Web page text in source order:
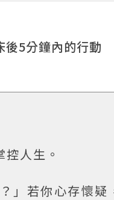
5分鐘內的行動
人生。
」若你心存懷